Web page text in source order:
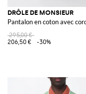
DRÔLE DE MONSIEUR
Pantalon en coton avec
295,00 €
206,50 €
-30%